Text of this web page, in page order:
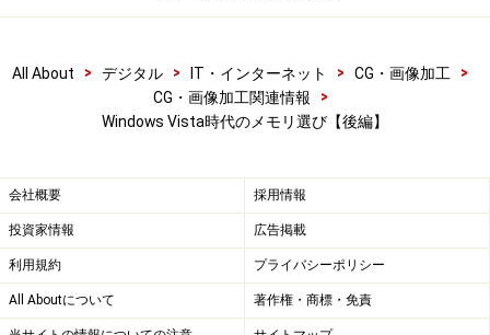
All About > デジタル > IT・インターネット > CG・画像加工
>
CG・画像加工関連情報
>
Windows Vista時代のメモリ選び【後編】
会社概要 採用情報
投資家情報 広告掲載
利用規約 プライバシーポリシー
All Aboutについて 著作権・商標・免責